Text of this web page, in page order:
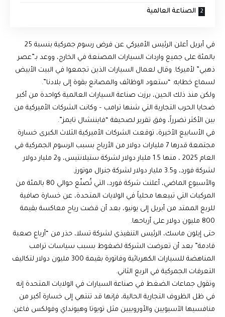
الصناعة العالمية
في أبريل أعلن الرئيس الأميركي عن فرض رسوم جمركية بنسبة 25
بالمئة على جميع واردات السيارات المصنعة في الخارج، ووعد بـ”عصر
ذهبي” لأميركا. وقال لعمال السيارات الذين تجمعوا في البيت الأبيض
لسماع خطابه: “ستعود الوظائف والمصانع بقوة إلى بلادنا”.
ولكن منذ ذلك الحين، برزت صناعة السيارات العالمية كواحدة من أكبر
ضحايا الحرب التجارية التي شنها ترامب – وكانت الشركات الأميركية من
بين الأكثر تضرراً، وفق تقرير لصحيفة “فايننشال تايمز”.
في الأسابيع الأخيرة، توقعت الشركات الأميركية الثلاث الكبرى خسارة
مجتمعة قدرها 7 مليارات دولار من الأرباح بسبب الرسوم الجمركية في
العام 2025 ، منها 1.5 مليار دولار لشركة ستيلانتيس، و2 مليار دولار
لشركة فورد، و3.5 مليار دولار لشركة جنرال موتورز.
والأسبوع الماضي، أعلنت شركة فورد، التي تُصنّع حوالي 80 بالمئة من
المركبات التي تبيعها محلياً في الولايات المتحدة، عن خسارة صافية
للربع الممتد من أبريل إلى يونيو، بعد أن قضت رياح معاكسة بقيمة
800 مليون دولار على أرباحها.
حتى إيلون ماسك، الرئيس التنفيذي لشركة تسلا، حذر من “أرباع صعبة
قادمة” بعد أن تعرضت الشركة لضغوط بسبب سياسات ترامب
المناهضة للسيارات الكهربائية وفاتورة بقيمة 300 مليون دولار لتكاليف
التعرفات الجمركية في الربع الثاني.
وتقول جماعات الضغط في صناعة السيارات في الولايات المتحدة إنه
في ظل الظروف التجارية الحالية، فإنها قد تنتهي إلى خسارة أكبر من
منافسيها الآسيويين والأوروبيين مثل تويوتا وهيونداي وفولكس فاغن.